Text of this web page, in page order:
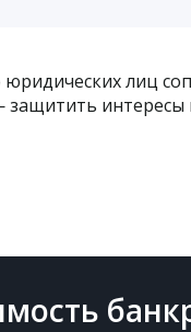
юридических лиц
интересы